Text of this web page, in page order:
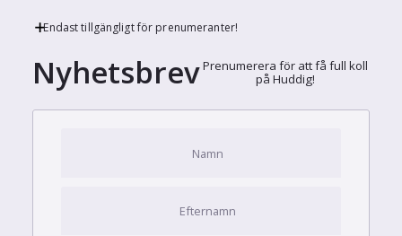
Endast tillgängligt för prenumeranter!
NyhetsbrevPrenumerera för att få full koll
på Huddig!